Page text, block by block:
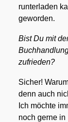
run­ter­la­den
gewor­den.
Bist Du mit
zufrie­den?
Sicher!
denn auch
Ich möch­te
noch ger­ne in